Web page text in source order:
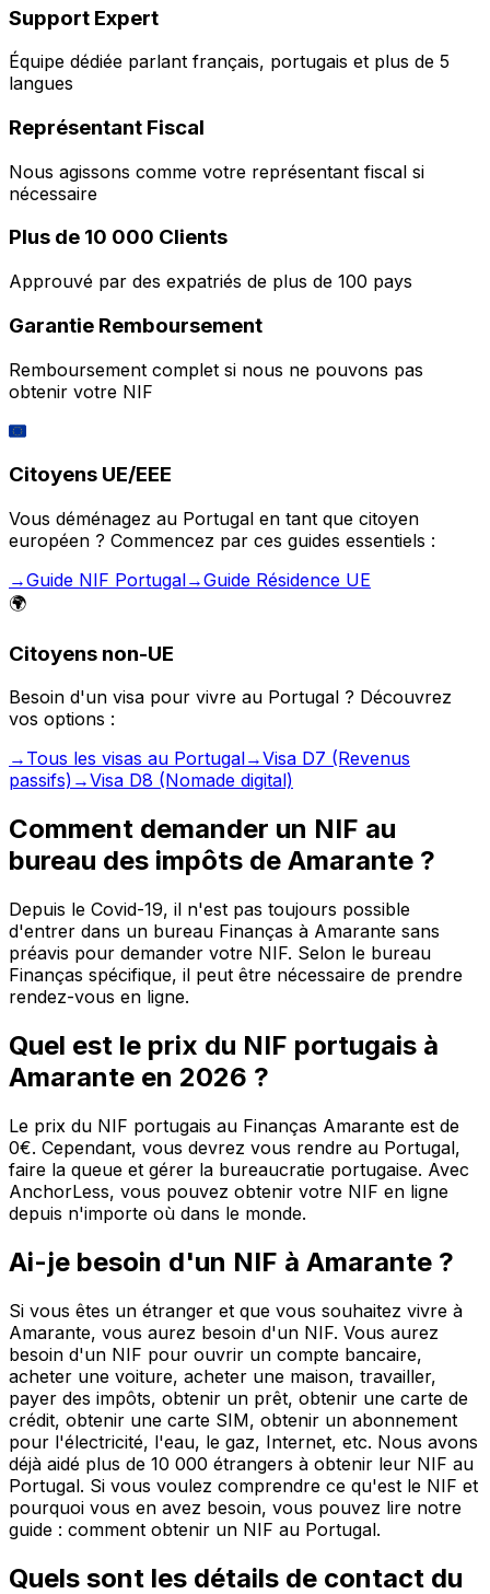
Support Expert
Équipe dédiée parlant français, portugais et plus de 5
langues
Représentant Fiscal
Nous agissons comme votre représentant fiscal si
nécessaire
Plus de 10 000 Clients
Approuvé par des expatriés de plus de 100 pays
Garantie Remboursement
Remboursement complet si nous ne pouvons pas
obtenir votre NIF
🇪🇺
Citoyens UE/EEE
Vous déménagez au Portugal en tant que citoyen
européen ? Commencez par ces guides essentiels :
→Guide NIF Portugal→Guide Résidence UE
🌍
Citoyens non-UE
Besoin d'un visa pour vivre au Portugal ? Découvrez
vos options :
→ Tous les visas au Portugal→Visa D7 (Revenus
passifs) →Visa D8 (Nomade digital)
Comment demander un NIF au
bureau des impôts de Amarante ?
Depuis le Covid-19, il n'est pas toujours possible
d'entrer dans un bureau Finanças à Amarante sans
préavis pour demander votre NIF. Selon le bureau
Finanças spécifique, il peut être nécessaire de prendre
rendez-vous en ligne.
Quel est le prix du NIF portugais à
Amarante en 2026 ?
Le prix du NIF portugais au Finanças Amarante est de
0€. Cependant, vous devrez vous rendre au Portugal,
faire la queue et gérer la bureaucratie portugaise. Avec
AnchorLess, vous pouvez obtenir votre NIF en ligne
depuis n'importe où dans le monde.
Ai-je besoin d'un NIF à Amarante ?
Si vous êtes un étranger et que vous souhaitez vivre à
Amarante, vous aurez besoin d'un NIF. Vous aurez
besoin d'un NIF pour ouvrir un compte bancaire,
acheter une voiture, acheter une maison, travailler,
payer des impôts, obtenir un prêt, obtenir une carte de
crédit, obtenir une carte SIM, obtenir un abonnement
pour l'électricité, l'eau, le gaz, Internet, etc. Nous avons
déjà aidé plus de 10 000 étrangers à obtenir leur NIF au
Portugal. Si vous voulez comprendre ce qu'est le NIF et
pourquoi vous en avez besoin, vous pouvez lire notre
guide : comment obtenir un NIF au Portugal.
Quels sont les détails de contact du